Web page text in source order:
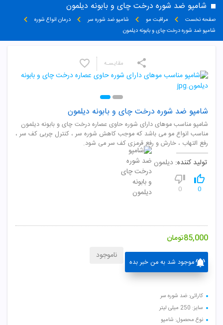
شامپو ضد شوره درخت چای و بابونه دیلمون
صفحه نخست مراقبت مو شامپو ضد شوره سر
درمان انواع شوره
شامپو ضد شوره درخت چای و بابونه دیلمون
شامپو ضد شوره درخت چای و بابونه دیلمون
شامپو مناسب موهای دارای شوره حاوی عصاره درخت چای و بابونه دیلمون
مناسب انواع مو می باشد که موجب کاهش شوره سر ، کنترل چربی کف سر ،
رفع التهاب ، خارش و رفع قرمزی کف سر می شود.
تولید کننده: دیلمون
0
0
85,000تومان
موجود شد به من خبر بده
ناموجود
مقایسـه
کارائی: ضد شوره سر
سایز: 250 میلی لیتر
نوع محصول: شامپو